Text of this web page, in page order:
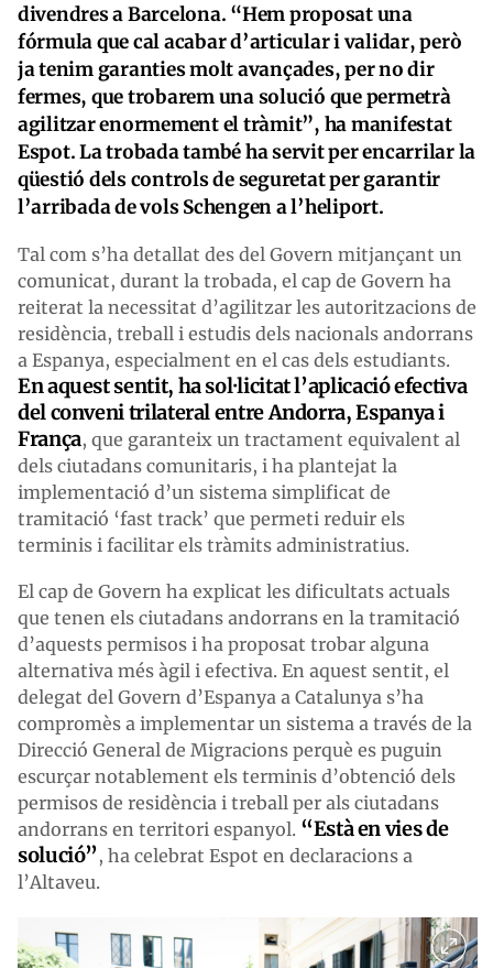
divendres a Barcelona. “Hem proposat una
fórmula que cal acabar d’articular i validar, però
ja tenim garanties molt avançades, per no dir
fermes, que trobarem una solució que permetrà
agilitzar enormement el tràmit”, ha manifestat
Espot. La trobada també ha servit per encarrilar la
qüestió dels controls de seguretat per garantir
l’arribada de vols Schengen a l’heliport.
Tal com s’ha detallat des del Govern mitjançant un
comunicat, durant la trobada, el cap de Govern ha
reiterat la necessitat d’agilitzar les autoritzacions de
residència, treball i estudis dels nacionals andorrans
a Espanya, especialment en el cas dels estudiants.
En aquest sentit, ha sol·licitat l’aplicació efectiva
del conveni trilateral entre Andorra, Espanya i
França, que garanteix un tractament equivalent al
dels ciutadans comunitaris, i ha plantejat la
implementació d’un sistema simplificat de
tramitació ‘fast track’ que permeti reduir els
terminis i facilitar els tràmits administratius.
El cap de Govern ha explicat les dificultats actuals
que tenen els ciutadans andorrans en la tramitació
d’aquests permisos i ha proposat trobar alguna
alternativa més àgil i efectiva. En aquest sentit, el
delegat del Govern d’Espanya a Catalunya s’ha
compromès a implementar un sistema a través de la
Direcció General de Migracions perquè es puguin
escurçar notablement els terminis d’obtenció dels
permisos de residència i treball per als ciutadans
andorrans en territori espanyol. “Està en vies de
solució”, ha celebrat Espot en declaracions a
l’Altaveu.